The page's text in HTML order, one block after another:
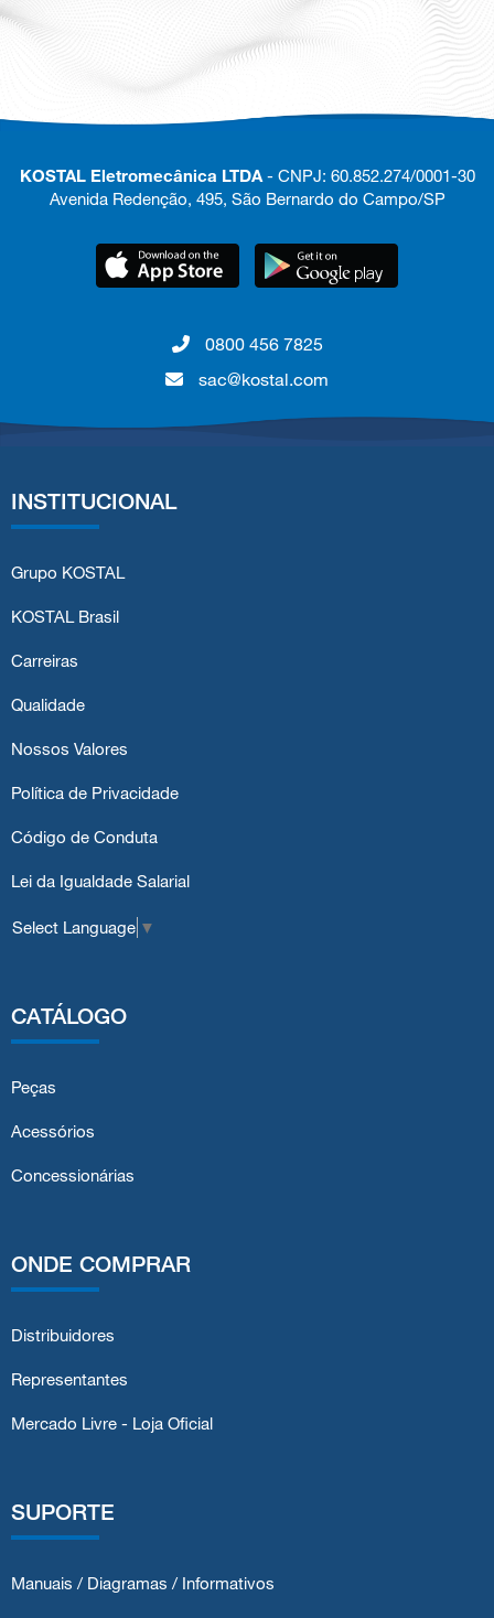
KOSTAL Eletromecânica LTDA- CNPJ: 60.852.274/0001-30
Avenida Redenção, 495, São Bernardo do Campo/SP
0800 456 7825
sac@kostal.com
INSTITUCIONAL
Grupo KOSTAL
KOSTAL Brasil
Carreiras
Qualidade
Nossos Valores
Política de Privacidade
Código de Conduta
Lei da Igualdade Salarial
Select Language ▼
CATÁLOGO
Peças
Acessórios
Concessionárias
ONDE COMPRAR
Distribuidores
Representantes
Mercado Livre - Loja Oficial
SUPORTE
Manuais / Diagramas / Informativos